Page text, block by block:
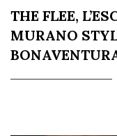
THE FLEE,
MURANO